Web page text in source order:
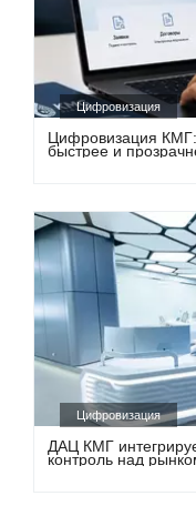
Цифровизация
Цифровизация
быстрее и
Цифровизация
ДАЦ КМГ
контроль над